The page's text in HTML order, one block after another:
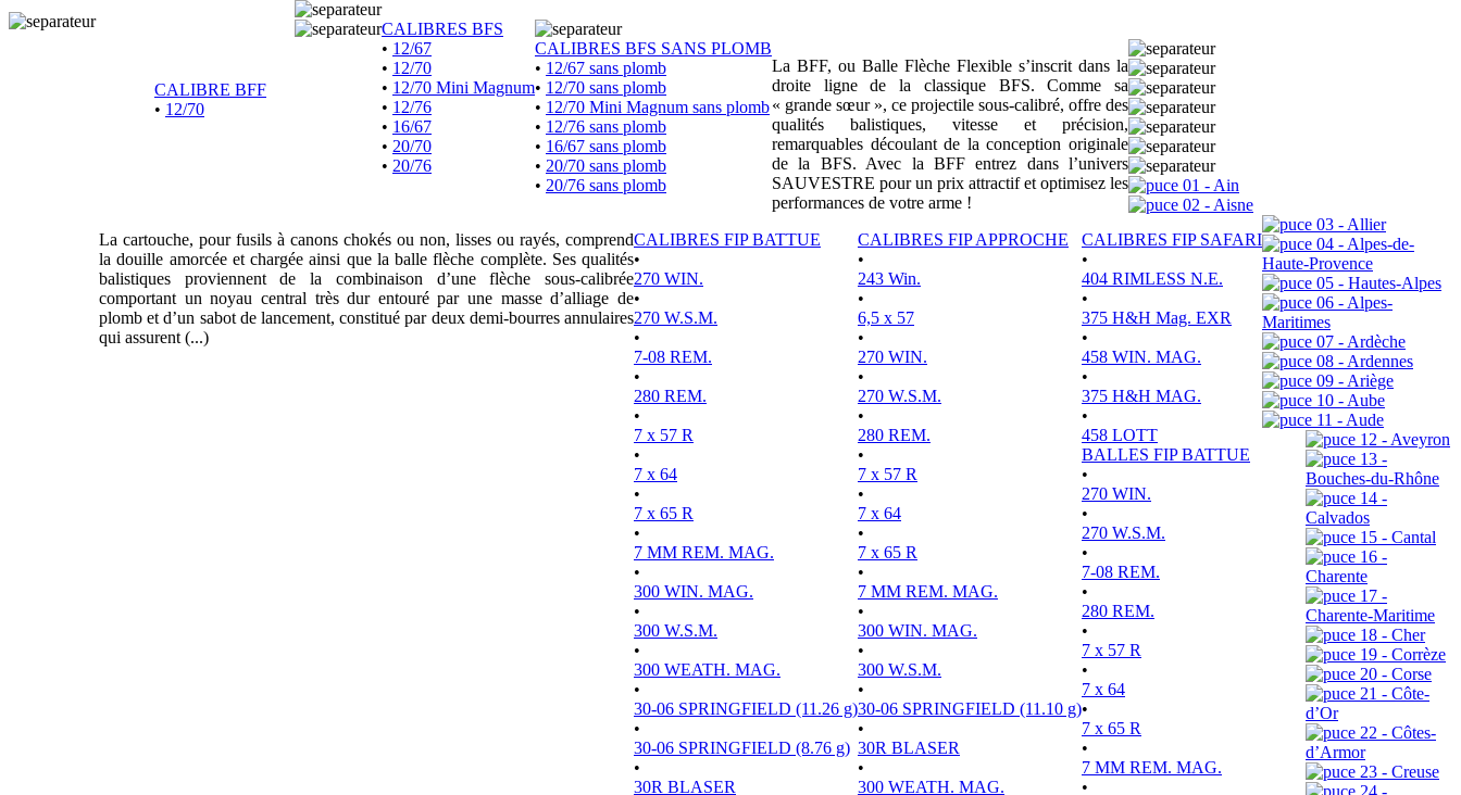
CALIBRE BFF
• 12/70
CALIBRES BFS
• 12/67
• 12/70
• 12/70 Mini Magnum
• 12/76
• 16/67
• 20/70
• 20/76
CALIBRES BFS SANS PLOMB
• 12/67 sans plomb
• 12/70 sans plomb
• 12/70 Mini Magnum sans plomb
• 12/76 sans plomb
• 16/67 sans plomb
• 20/70 sans plomb
• 20/76 sans plomb
La BFF, ou Balle Flèche Flexible s’inscrit dans la
droite ligne de la classique BFS. Comme sa
« grande sœur », ce projectile sous-calibré, offre des
qualités balistiques, vitesse et précision,
remarquables découlant de la conception originale
de la BFS. Avec la BFF entrez dans l’univers
SAUVESTRE pour un prix attractif et optimisez les
performances de votre arme !
La cartouche, pour fusils à canons chokés ou non, lisses ou rayés, comprend
la douille amorcée et chargée ainsi que la balle flèche complète. Ses qualités
balistiques proviennent de la combinaison d’une flèche sous-calibrée
comportant un noyau central très dur entouré par une masse d’alliage de
plomb et d’un sabot de lancement, constitué par deux demi-bourres annulaires
qui assurent (...)
CALIBRES FIP BATTUE
•
270 WIN.
•
270 W.S.M.
•
7-08 REM.
•
280 REM.
•
7 x 57 R
•
7 x 64
•
7 x 65 R
•
7 MM REM. MAG.
•
300 WIN. MAG.
•
300 W.S.M.
•
300 WEATH. MAG.
•
30-06 SPRINGFIELD (11.26 g)
•
30-06 SPRINGFIELD (8.76 g)
•
30R BLASER
CALIBRES FIP APPROCHE
•
243 Win.
•
6,5 x 57
•
270 WIN.
•
270 W.S.M.
•
280 REM.
•
7 x 57 R
•
7 x 64
•
7 x 65 R
•
7 MM REM. MAG.
•
300 WIN. MAG.
•
300 W.S.M.
•
30-06 SPRINGFIELD (11.10 g)
•
30R BLASER
•
300 WEATH. MAG.
CALIBRES FIP SAFARI
•
404 RIMLESS N.E.
•
375 H&H Mag. EXR
•
458 WIN. MAG.
•
375 H&H MAG.
•
458 LOTT
BALLES FIP BATTUE
•
270 WIN.
•
270 W.S.M.
•
7-08 REM.
•
280 REM.
•
7 x 57 R
•
7 x 64
•
7 x 65 R
•
7 MM REM. MAG.
•
01 - Ain
02 - Aisne
03 - Allier
04 - Alpes-de-
Haute-Provence
05 - Hautes-Alpes
06 - Alpes-
Maritimes
07 - Ardèche
08 - Ardennes
09 - Ariège
10 - Aube
11 - Aude
12 - Aveyron
13 -
Bouches-du-Rhône
14 -
Calvados
15 - Cantal
16 -
Charente
17 -
Charente-Maritime
18 - Cher
19 - Corrèze
20 - Corse
21 - Côte-
d’Or
22 - Côtes-
d’Armor
23 - Creuse
24 -